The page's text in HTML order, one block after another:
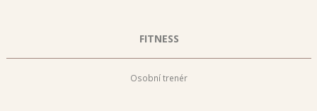
FITNESS
Osobní trenér